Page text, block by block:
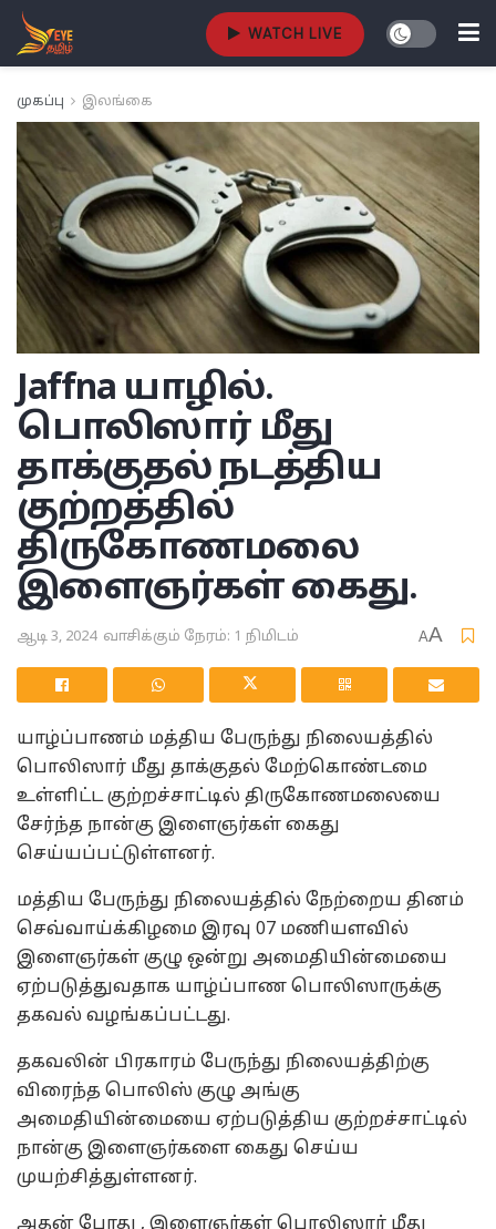
WATCH LIVE
முகப்பு இலங்கை
Jaffna யாழில்.
பொலிஸார் மீது
தாக்குதல் நடத்திய
குற்றத்தில்
திருகோணமலை
இளைஞர்கள் கைது.
ஆடி 3, 2024 வாசிக்கும் நேரம்: 1 நிமிடம் AA
யாழ்ப்பாணம் மத்திய பேருந்து நிலையத்தில்
பொலிஸார் மீது தாக்குதல் மேற்கொண்டமை
உள்ளிட்ட குற்றச்சாட்டில் திருகோணமலையை
சேர்ந்த நான்கு இளைஞர்கள் கைது
செய்யப்பட்டுள்ளனர்.
மத்திய பேருந்து நிலையத்தில் நேற்றைய தினம்
செவ்வாய்க்கிழமை இரவு 07 மணியளவில்
இளைஞர்கள் குழு ஒன்று அமைதியின்மையை
ஏற்படுத்துவதாக யாழ்ப்பாண பொலிஸாருக்கு
தகவல் வழங்கப்பட்டது.
தகவலின் பிரகாரம் பேருந்து நிலையத்திற்கு
விரைந்த பொலிஸ் குழு அங்கு
அமைதியின்மையை ஏற்படுத்திய குற்றச்சாட்டில்
நான்கு இளைஞர்களை கைது செய்ய
முயற்சித்துள்ளனர்.
அதன் போது , இளைஞர்கள் பொலிஸார் மீது